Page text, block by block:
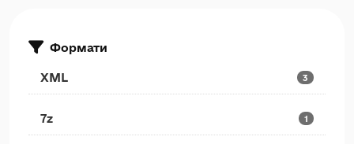
Формати
XML 3
7z 1